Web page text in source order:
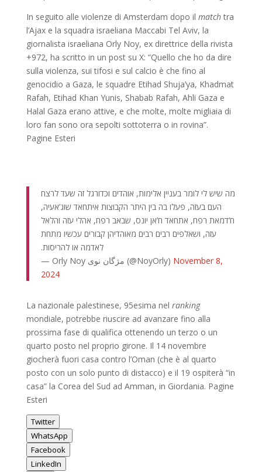
In seguito alle violenze di Amsterdam dopo il matchtra
l’Ajax e la squadra israeliana Maccabi Tel Aviv, la
giornalista israeliana Orly Noy, ex direttrice della rivista
+972, ha scritto in un post su X: “Quello che ho da dire
sulla violenza, sui tifosi e sul calcio è che fino al
genocidio a Gaza, le squadre Etihad Shuja’ya, Khadmat
Rafah, Etihad Khan Yunis, Shabab Rafah, Ahli Gaza e
Halal Gaza erano attive, e che molte, molte migliaia di
loro fan sono ora sepolti sottoterra o in rovina”.
Pagine Esteri
מה שיש לי לומר בעניין אלימות, אוהדים וכדורגל זה שעד לרצח
העם בעזה, פעלו בה בין היתר הקבוצות איתחאד שוג’אעיה,
ח’דמאת רפח, אתחאד ח’אן יונס, שבאב רפח, אהלי עזה והלאל
עזה, ושאלפים רבים רבים מאוהדיהן קבורים עכשיו מתחת
לאדמה או להריסות.
— Orly Noy مژگان نوى (@NoyOrly) November 8,
2024
La nazionale palestinese, 95esima nel ranking
mondiale, potrebbe riuscire ad avanzare fino alla
prossima fase di qualifica ottenendo un terzo o un
quarto posto nel proprio girone. Il 14 novembre
giocherà fuori casa contro l’Oman (che è al quarto
posto con un solo punto di distacco) e il 19 ospiterà “in
casa” la Corea del Sud ad Amman, in Giordania. Pagine
Esteri
Twitter
WhatsApp
Facebook
LinkedIn